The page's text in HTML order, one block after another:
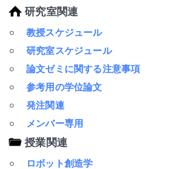
研究室関連
教授スケジュール
研究室スケジュール
論文ゼミに関する注意事項
参考用の学位論文
発注関連
メンバー専用
授業関連
ロボット創造学